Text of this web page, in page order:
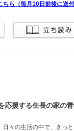
ら（毎月10日前後に送付
応援する生長の家の青
々の生活の中で、きっ